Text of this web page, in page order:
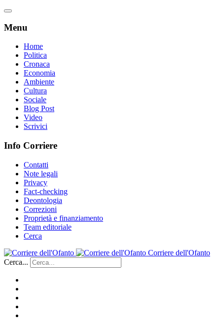
Menu
Home
Politica
Cronaca
Economia
Ambiente
Cultura
Sociale
Blog Post
Video
Scrivici
Info Corriere
Contatti
Note legali
Privacy
Fact-checking
Deontologia
Correzioni
Proprietà e finanziamento
Team editoriale
Cerca
Corriere dell'Ofanto
Cerca...